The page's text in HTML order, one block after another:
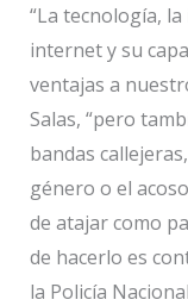
“La tecnología,
internet y su
ventajas a
Salas, “pero
bandas
género o el
de atajar como
de hacerlo es
la Policía